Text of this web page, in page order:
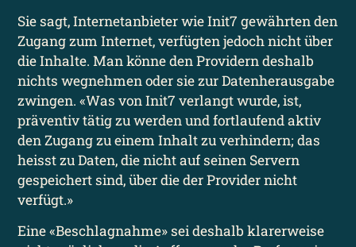
Sie sagt, Internet­anbieter wie Init7 gewährten den
Zugang zum Internet, verfügten jedoch nicht über
die Inhalte. Man könne den Providern deshalb
nichts wegnehmen oder sie zur Daten­herausgabe
zwingen. «Was von Init7 verlangt wurde, ist,
präventiv tätig zu werden und fortlaufend aktiv
den Zugang zu einem Inhalt zu verhindern; das
heisst zu Daten, die nicht auf seinen Servern
gespeichert sind, über die der Provider nicht
verfügt.»
Eine «Beschlag­nahme» sei deshalb klarer­weise